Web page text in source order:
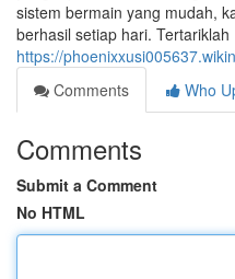
sistem bermain yang mudah,
berhasil setiap hari. Tertariklah
https://
Comments
Who
Comments
Submit a Comment
No HTML